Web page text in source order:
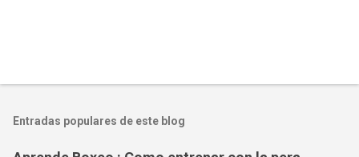
Entradas populares de este blog